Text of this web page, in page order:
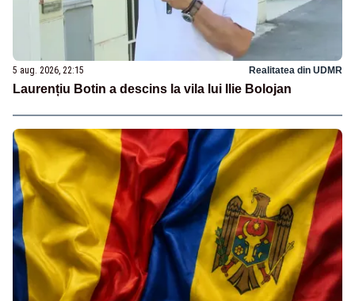
5 aug. 2026, 22:15 Realitatea din UDMR
Laurențiu Botin a descins la vila lui Ilie Bolojan